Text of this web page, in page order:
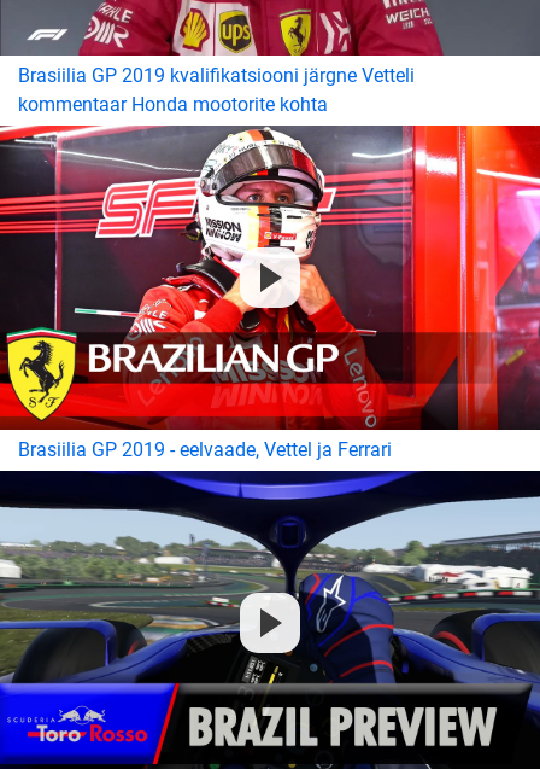
Brasiilia GP 2019 kvalifikatsiooni järgne Vetteli
kommentaar Honda mootorite kohta
Brasiilia GP 2019 - eelvaade, Vettel ja Ferrari